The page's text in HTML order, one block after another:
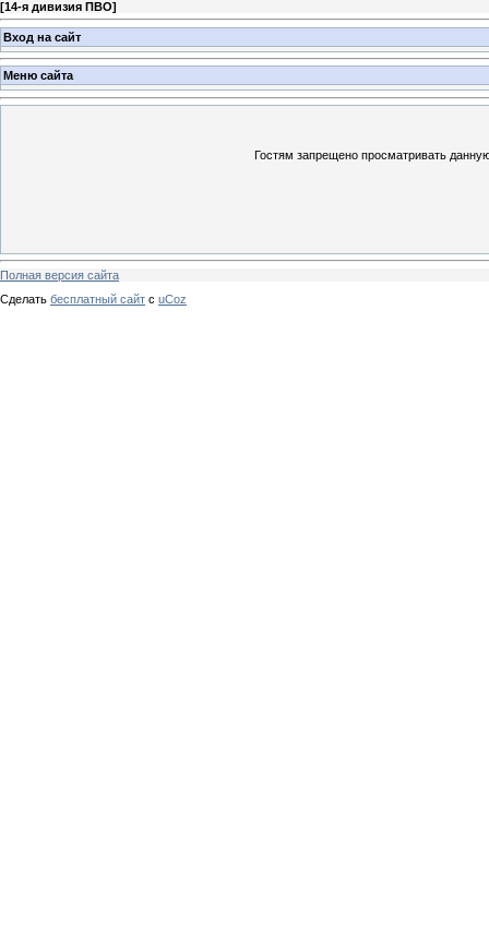
[14-я дивизия ПВО]
Вход на сайт
Меню сайта
Гостям запрещено просматривать
Полная версия сайта
Сделать бесплатный сайт с uCoz